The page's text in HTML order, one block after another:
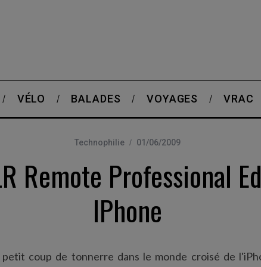
VÉLO BALADES VOYAGES VRAC
Technophilie 01/06/2009
Remote Professional
IPhone
petit coup de tonnerre dans le monde croisé de